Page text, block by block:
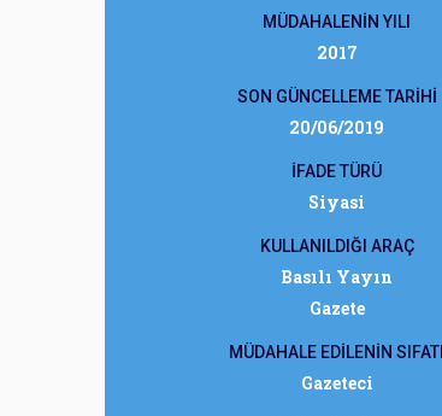
MÜDAHALENİN YILI
2017
SON GÜNCELLEME TARİHİ
20/06/2019
İFADE TÜRÜ
Siyasi
KULLANILDIĞI ARAÇ
Basılı Yayın
Gazete
MÜDAHALE EDİLENİN SIFATI
Gazeteci